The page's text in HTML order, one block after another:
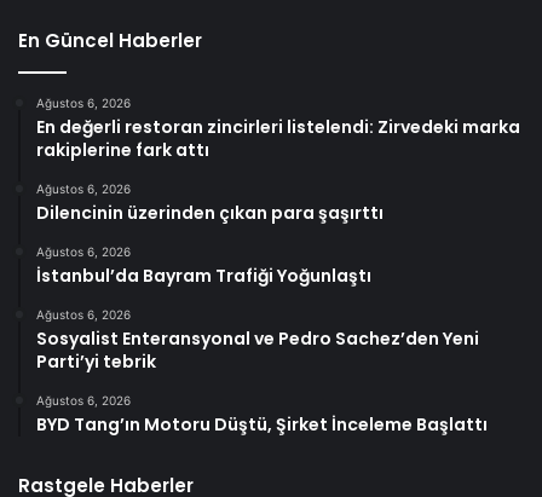
En Güncel Haberler
Ağustos 6, 2026
En değerli restoran zincirleri listelendi: Zirvedeki marka
rakiplerine fark attı
Ağustos 6, 2026
Dilencinin üzerinden çıkan para şaşırttı
Ağustos 6, 2026
İstanbul’da Bayram Trafiği Yoğunlaştı
Ağustos 6, 2026
Sosyalist Enteransyonal ve Pedro Sachez’den Yeni
Parti’yi tebrik
Ağustos 6, 2026
BYD Tang’ın Motoru Düştü, Şirket İnceleme Başlattı
Rastgele Haberler